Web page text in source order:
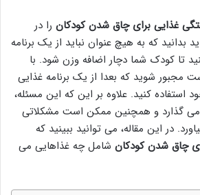
غذایی برای چاق شدن کودکان را در
بدانید که به هیچ عنوان نباید از یک برنامه
تا کودک شما دچار اضافه وزن شود. با
مجبور شوید که بعدا از یک برنامه غذایی
استفاده کنید. علاوه بر این که این مسئله،
می گذارد و همچنین ممکن است مشکلاتی
در این مقاله، می توانید ببینید که
چاق شدن کودکان شامل چه غذاهایی می